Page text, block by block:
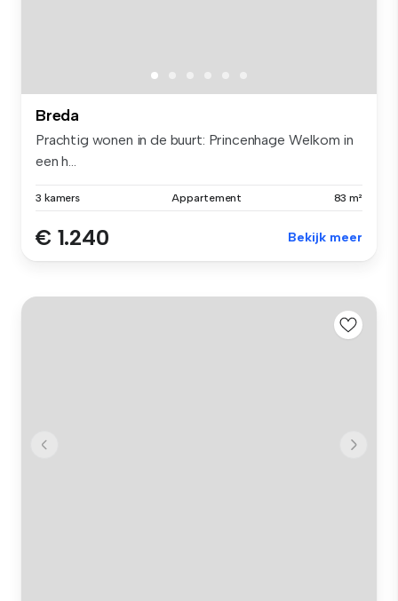
Breda
Prachtig wonen in de buurt: Princenhage Welkom in
een h...
3 kamers Appartement 83 m²
€ 1.240 Bekijk meer